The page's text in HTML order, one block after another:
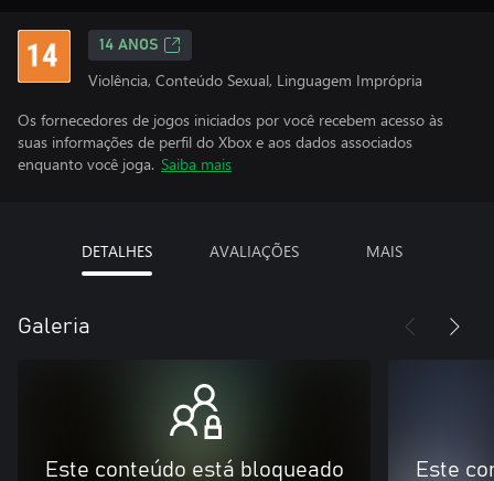
14 ANOS
Violência, Conteúdo Sexual, Linguagem Imprópria
Os fornecedores de jogos iniciados por você recebem acesso às
suas informações de perfil do Xbox e aos dados associados
enquanto você joga. Saiba mais
DETALHES AVALIAÇÕES MAIS
Galeria
Este conteúdo está bloqueado Este